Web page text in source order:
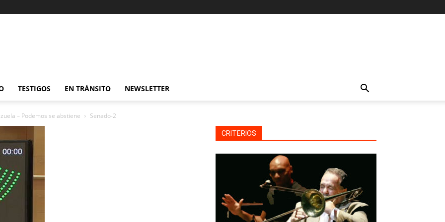
TESTIGOS EN TRÁNSITO NEWSLETTER
– Podemos se abstiene Senado-2
CRITERIOS